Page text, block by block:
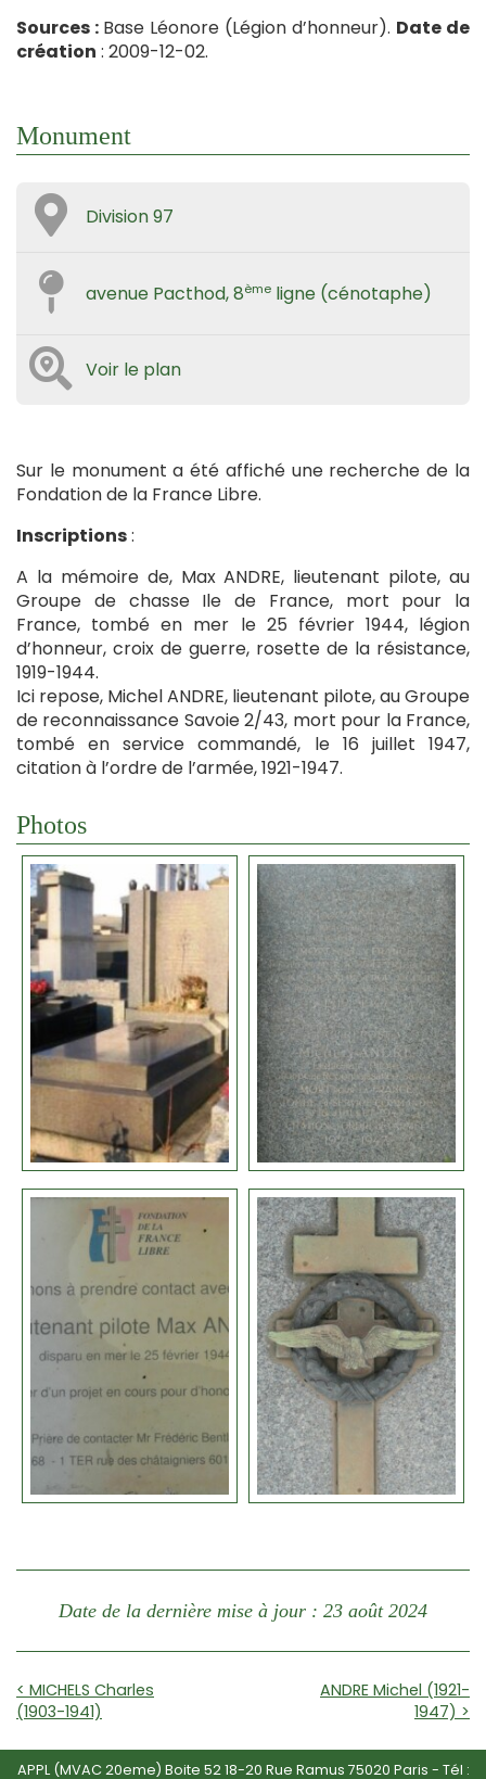
Sources : Base Léonore (Légion d’honneur). Date de
création : 2009-12-02.
Monument
Division 97
avenue Pacthod, 8ème ligne (cénotaphe)
Voir le plan
Sur le monument a été affiché une recherche de la
Fondation de la France Libre.
Inscriptions:
A la mémoire de, Max ANDRE, lieutenant pilote, au
Groupe de chasse Ile de France, mort pour la
France, tombé en mer le 25 février 1944, légion
d’honneur, croix de guerre, rosette de la résistance,
1919-1944.
Ici repose, Michel ANDRE, lieutenant pilote, au Groupe
de reconnaissance Savoie 2/43, mort pour la France,
tombé en service commandé, le 16 juillet 1947,
citation à l’ordre de l’armée, 1921-1947.
Photos
Date de la dernière mise à jour : 23 août 2024
< MICHELS Charles
(1903-1941)
ANDRE Michel (1921-
1947) >
APPL (MVAC 20eme) Boite 52 18-20 Rue Ramus 75020 Paris - Tél :